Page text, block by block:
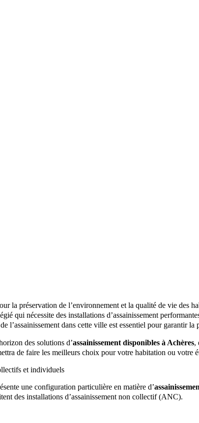
la préservation de l’environnement et la qualité de vie des
qui nécessite des installations d’assainissement
l’assainissement dans cette ville est essentiel pour garantir
des solutions d’assainissement disponibles à Achères,
de faire les meilleurs choix pour votre habitation ou votre
et individuels
une configuration particulière en matière d’
des installations d’assainissement non collectif (ANC).